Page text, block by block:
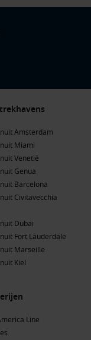
bij huis. Naast
data en meer
met de
met de
& Noordkaap
afhankelijk van
Amsterdam
Miami
Venetië
Genua
Barcelona
Civitavecchia
Dubai
Fort Lauderdale
Marseille
Kiel
Line